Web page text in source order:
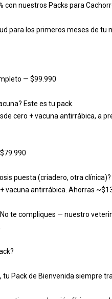
con nuestros Packs para
para los primeros meses de
— $99.990
Este es tu pack.
cero + vacuna antirrábica, a
puesta (criadero, otra clínica)?
vacuna antirrábica. Ahorras
te compliques — nuestro
tu Pack de Bienvenida siempre
para la reserva
(requerido)